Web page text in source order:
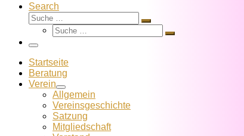
Search
Suche
Suche
Suche
Suche
Menü
Startseite
Beratung
Verein
Allgemein
Vereins­geschichte
Satzung
Mitglied­schaft